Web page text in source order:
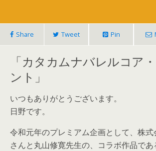
Share Tweet Pin
「カタカムナバレルコア
ント」
いつもありがとうございます。
日野です。
令和元年のプレミアム企画として、株
さんと丸山修寛先生の、コラボ作品で